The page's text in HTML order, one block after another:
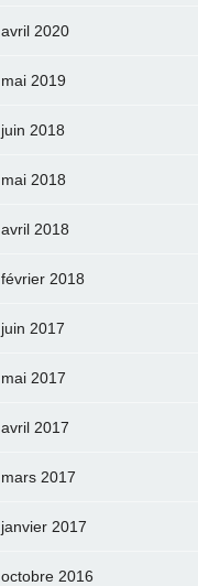
avril 2020
mai 2019
juin 2018
mai 2018
avril 2018
février 2018
juin 2017
mai 2017
avril 2017
mars 2017
janvier 2017
octobre 2016